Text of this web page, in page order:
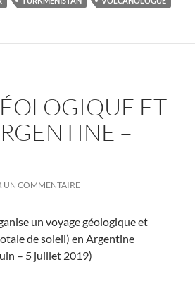
ET
–
UN COMMENTAIRE
un voyage géologique et
de soleil) en Argentine
– 5 juillet 2019)